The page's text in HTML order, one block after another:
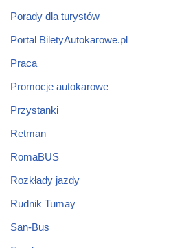
Porady dla turystów
Portal BiletyAutokarowe.pl
Praca
Promocje autokarowe
Przystanki
Retman
RomaBUS
Rozkłady jazdy
Rudnik Tumay
San-Bus